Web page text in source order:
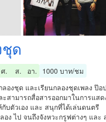
ด
ศ. ส. อา.
1000 บาท/ชม
องชุด และเรียนกลองชุดเพลง ป๊อ
ะสามารถสื่อสารออกมาในการแส
บตัวเอง และ สนุกที่ได้เล่นดนตรี
ง ไป จนถึงจังหวะกรูฟต่างๆ แล